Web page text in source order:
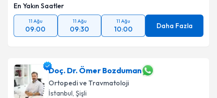
Takvim Talebini Gönder
En Yakın Saatler
11 Ağu
09:00
11 Ağu
09:30
11 Ağu
10:00 Daha Fazla
Doç. Dr. Ömer Bozduman
Ortopedi ve Travmatoloji
İstanbul, Şişli